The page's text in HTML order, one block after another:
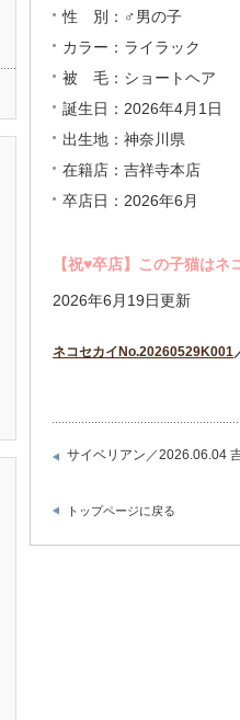
性 別：♂男の子
カラー：ライラック
被 毛：ショートヘア
誕生日：2026年4月1日
出生地：神奈川県
在籍店：吉祥寺本店
卒店日：2026年6月
【祝♥︎卒店】この子猫は
2026年6月19日更新
ネコセカイNo.20260529K001
サイベリアン／2026.06.04
トップページに戻る